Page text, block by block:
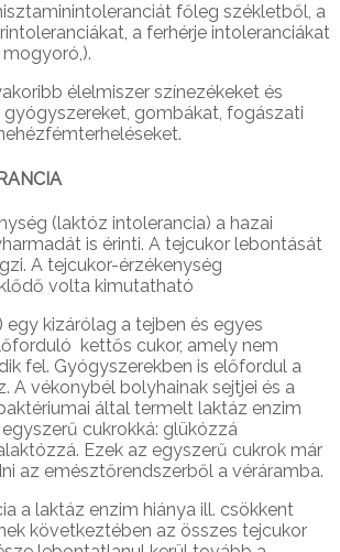
főleg székletből, a
a ferhérje intoleranciákat
élelmiszer színezékeket és
gyógyszereket, gombákat, fogászati
(laktóz intolerancia) a hazai
is érinti. A tejcukor lebontását
A tejcukor-érzékenység
volta kimutatható
kizárólag a tejben és egyes
kettős cukor, amely nem
fel. Gyógyszerekben is előfordul a
A vékonybél bolyhainak sejtjei és a
által termelt laktáz enzim
cukrokká: glükózzá
Ezek az egyszerű cukrok már
az emésztőrendszerből a véráramba.
a laktáz enzim hiánya ill. csökkent
következtében az összes tejcukor